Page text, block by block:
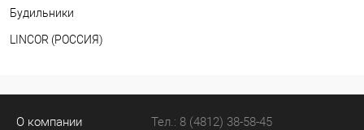
Будильники
LINCOR (РОССИЯ)
О компании Тел.: 8 (4812) 38-58-45